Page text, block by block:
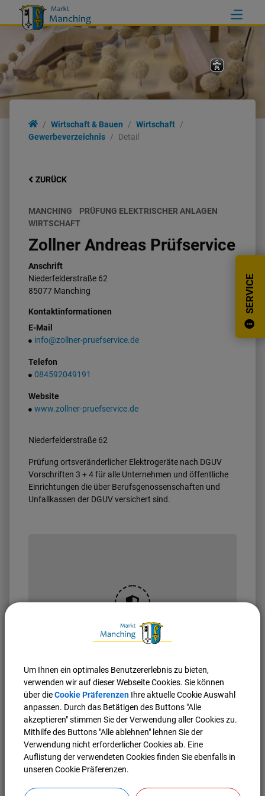
SERVICE
Wirtschaft & Bauen
Wirtschaft
Gewerbeverzeichnis
Detail
ZURÜCK
MANCHING
PRÜFUNG ELEKTRISCHER ANLAGEN
WIRTSCHAFT
Zollner Andreas Prüfservice
Niederfelderstraße 62
Prüfung ortsveränderlicher Elektrogeräte nach DGUV
Vorschriften 3 + 4 für alle Unternehmen und öffentliche
Einrichtungen die über Berufsgenossenschaften und
Unfallkassen der DGUV versichert sind.
Anschrift
Niederfelderstraße 62
85077 Manching
Kontaktinformationen
E-Mail
info@zollner-pruefservice.de
Telefon
084592049191
Website
www.zollner-pruefservice.de
OpenStreetMap wird
Bitte aktivieren Sie "OpenStreetMap" in Ihren
Cookie Einstellungen.
Cookies Anpassen
Um Ihnen ein optimales Benutzererlebnis zu bieten,
verwenden wir auf dieser Webseite Cookies. Sie können
über dieCookie Präferenzen Ihre aktuelle Cookie Auswahl
anpassen. Durch das Betätigen des Buttons "Alle
akzeptieren" stimmen Sie der Verwendung aller Cookies zu.
Mithilfe des Buttons "Alle ablehnen" lehnen Sie der
Verwendung nicht erforderlicher Cookies ab. Eine
Auflistung der verwendeten Cookies finden Sie ebenfalls in
unseren Cookie Präferenzen.